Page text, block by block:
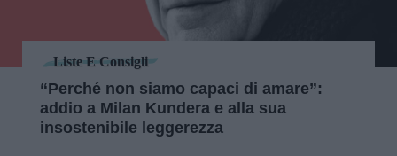
Liste E Consigli
“Perché non siamo capaci di amare”:
addio a Milan Kundera e alla sua
insostenibile leggerezza